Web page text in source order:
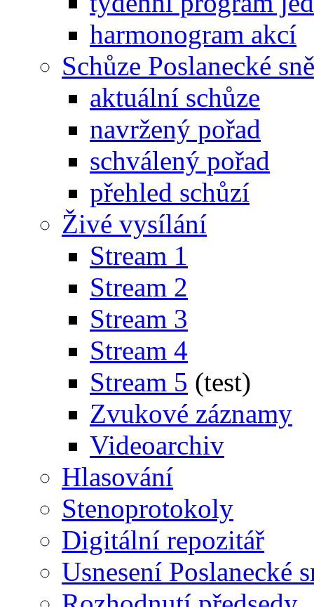
harmonogram akcí
Schůze Poslanecké
aktuální schůze
navržený pořad
schválený pořad
přehled schůzí
Živé vysílání
Stream 1
Stream 2
Stream 3
Stream 4
Stream 5 (test)
Zvukové záznamy
Videoarchiv
Hlasování
Stenoprotokoly
Digitální repozitář
Usnesení Poslanecké